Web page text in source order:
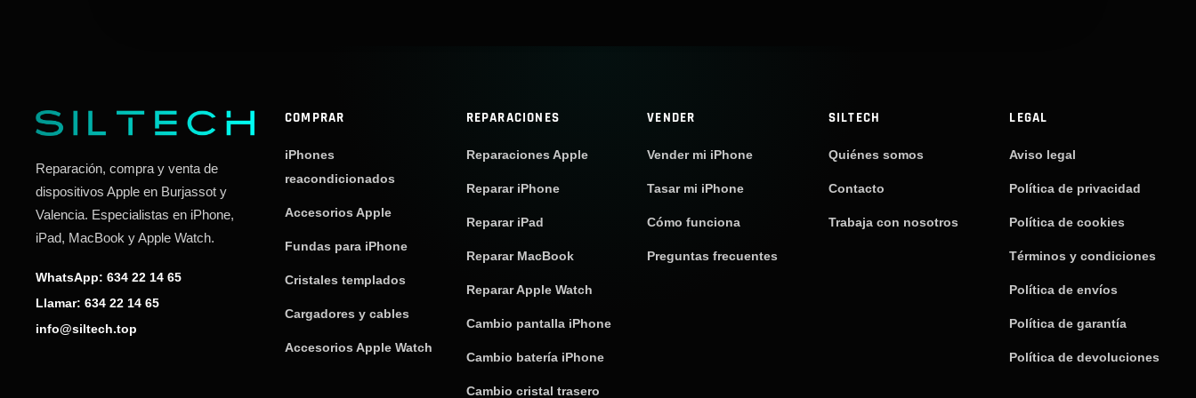
Reparación, compra y venta de
dispositivos Apple en Burjassot y
Valencia. Especialistas en iPhone,
iPad, MacBook y Apple Watch.
WhatsApp: 634 22 14 65
Llamar: 634 22 14 65
info@siltech.top
COMPRAR
iPhones
reacondicionados
Accesorios Apple
Fundas para iPhone
Cristales templados
Cargadores y cables
Accesorios Apple Watch
REPARACIONES
Reparaciones Apple
Reparar iPhone
Reparar iPad
Reparar MacBook
Reparar Apple Watch
Cambio pantalla iPhone
Cambio batería iPhone
Cambio cristal trasero
VENDER
Vender mi iPhone
Tasar mi iPhone
Cómo funciona
Preguntas frecuentes
SILTECH
Quiénes somos
Contacto
Trabaja con nosotros
LEGAL
Aviso legal
Política de privacidad
Política de cookies
Términos y condiciones
Política de envíos
Política de garantía
Política de devoluciones